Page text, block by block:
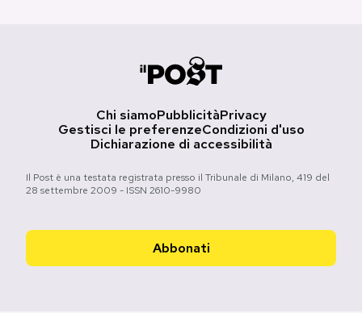
Chi siamoPubblicitàPrivacy
Gestisci le preferenzeCondizioni d'uso
Dichiarazione di accessibilità
Il Post è una testata registrata presso il Tribunale di Milano, 419 del
28 settembre 2009 - ISSN 2610-9980
Abbonati